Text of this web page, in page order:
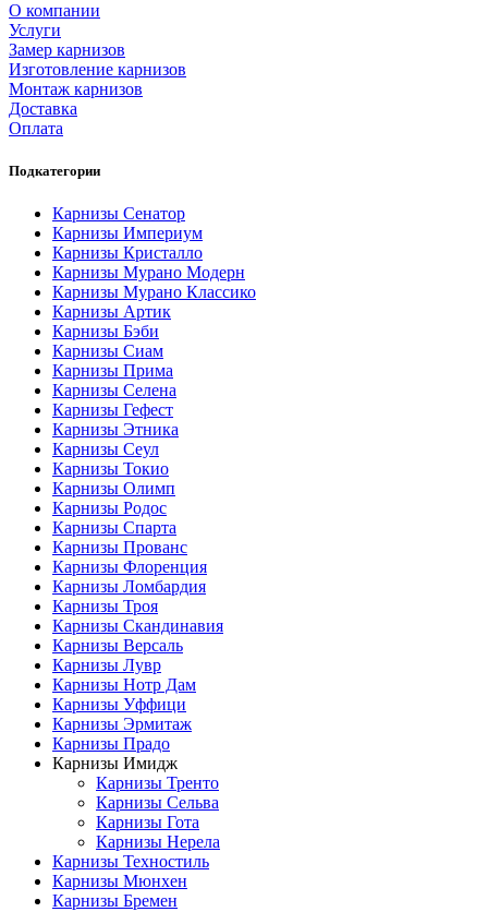
О компании
Услуги
Замер карнизов
Изготовление карнизов
Монтаж карнизов
Доставка
Оплата
Подкатегории
Карнизы Сенатор
Карнизы Империум
Карнизы Кристалло
Карнизы Мурано Модерн
Карнизы Мурано Классико
Карнизы Артик
Карнизы Бэби
Карнизы Сиам
Карнизы Прима
Карнизы Селена
Карнизы Гефест
Карнизы Этника
Карнизы Сеул
Карнизы Токио
Карнизы Олимп
Карнизы Родос
Карнизы Спарта
Карнизы Прованс
Карнизы Флоренция
Карнизы Ломбардия
Карнизы Троя
Карнизы Скандинавия
Карнизы Версаль
Карнизы Лувр
Карнизы Нотр Дам
Карнизы Уффици
Карнизы Эрмитаж
Карнизы Прадо
Карнизы Имидж
Карнизы Тренто
Карнизы Сельва
Карнизы Гота
Карнизы Нерела
Карнизы Техностиль
Карнизы Мюнхен
Карнизы Бремен